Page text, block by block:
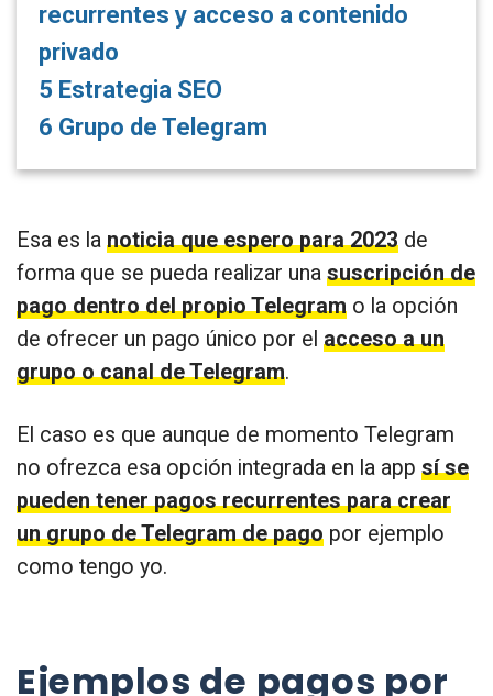
recurrentes y acceso a contenido
privado
5 Estrategia SEO
6 Grupo de Telegram
Esa es la noticia que espero para 2023 de
forma que se pueda realizar una suscripción de
pago dentro del propio Telegram o la opción
de ofrecer un pago único por el acceso a un
grupo o canal de Telegram.
El caso es que aunque de momento Telegram
no ofrezca esa opción integrada en la app sí se
pueden tener pagos recurrentes para crear
un grupo de Telegram de pago por ejemplo
como tengo yo.
Ejemplos de pagos por